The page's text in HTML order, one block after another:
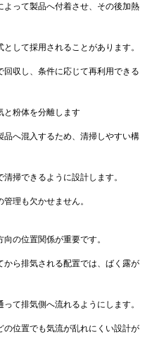
って製品へ付着させ、その後加熱
して採用されることがあります。
収し、条件に応じて再利用できる
と粉体を分離します
へ混入するため、清掃しやすい構
掃できるように設計します。
理も欠かせません。
の位置関係が重要です。
ら排気される配置では、ばく露が
て排気側へ流れるようにします。
位置でも気流が乱れにくい設計が